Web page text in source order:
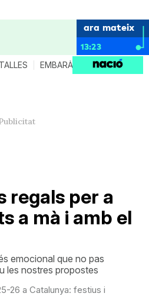
ara mateix
13:23
EMBARÀS CRIANÇA
regals per a
a mà i amb el
emocional que no pas
les nostres propostes
26 a Catalunya: festius i